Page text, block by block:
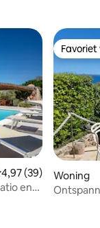
4,97 (39)
en
Woning